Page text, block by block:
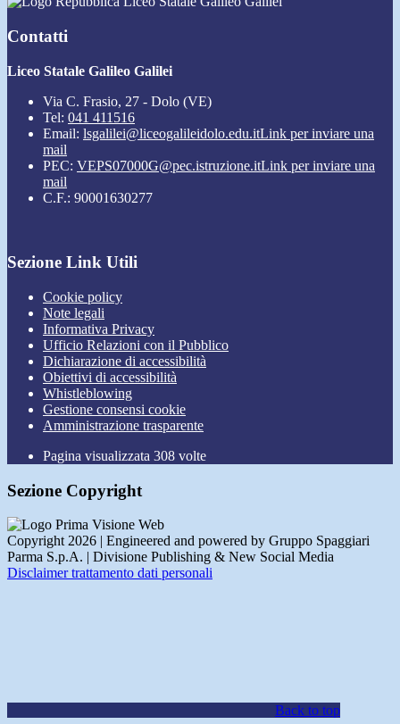
Contatti
Liceo Statale Galileo Galilei
Via C. Frasio, 27 - Dolo (VE)
Tel: 041 411516
Email: lsgalilei@liceogalileidolo.edu.itLink per inviare una
mail
PEC: VEPS07000G@pec.istruzione.itLink per inviare una
mail
C.F.: 90001630277
Sezione Link Utili
Cookie policy
Note legali
Informativa Privacy
Ufficio Relazioni con il Pubblico
Dichiarazione di accessibilità
Obiettivi di accessibilità
Whistleblowing
Gestione consensi cookie
Amministrazione trasparente
Pagina visualizzata 308 volte
Sezione Copyright
Copyright 2026 | Engineered and powered by Gruppo Spaggiari
Parma S.p.A. | Divisione Publishing & New Social Media
Disclaimer trattamento dati personali
Back to top